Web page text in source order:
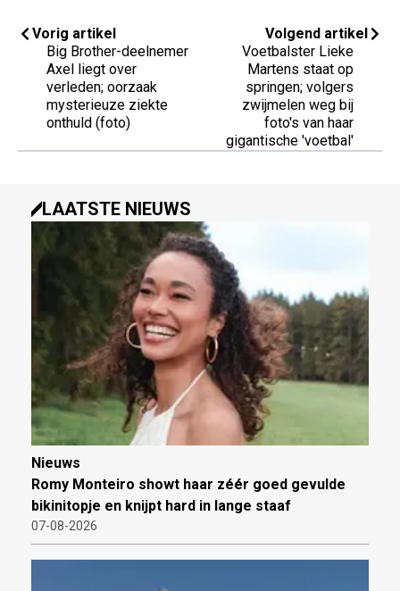
Vorig artikel
Big Brother-deelnemer
Axel liegt over
verleden; oorzaak
mysterieuze ziekte
onthuld (foto)
Volgend artikel
Voetbalster Lieke
Martens staat op
springen; volgers
zwijmelen weg bij
foto's van haar
gigantische 'voetbal'
LAATSTE NIEUWS
Nieuws
Romy Monteiro showt haar zéér goed gevulde
bikinitopje en knijpt hard in lange staaf
07-08-2026